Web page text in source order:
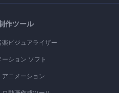
作ツール
楽ビジュアライザー
ーション ソフト
アニメーション